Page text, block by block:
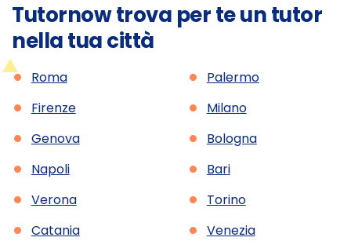
Tutornow trova per te un tutor
nella tua città
• Roma • Palermo
• Firenze • Milano
• Genova • Bologna
• Napoli • Bari
• Verona • Torino
• Catania • Venezia